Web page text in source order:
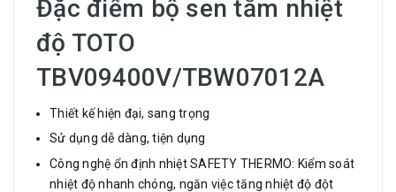
Đặc điểm bộ sen tắm nhiệt
độ TOTO
TBV09400V/TBW07012A
Thiết kế hiện đại, sang trọng
Sử dụng dễ dàng, tiện dụng
Công nghệ ổn định nhiệt SAFETY THERMO: Kiểm soát
nhiệt độ nhanh chóng, ngăn việc tăng nhiệt độ đột